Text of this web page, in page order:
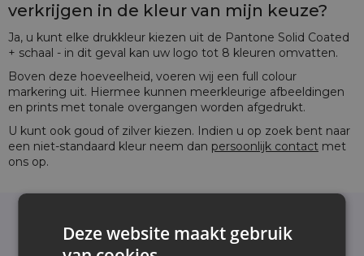
verkrijgen in de kleur van mijn keuze?
Ja, u kunt elke drukkleur kiezen uit de Pantone Solid Coated
+ schaal - in dit geval kan uw logo tot 8 kleuren omvatten.
Boven deze hoeveelheid, voeren wij een full colour
markering uit. Hiermee kunnen meerkleurige afbeeldingen
en prints met tonale overgangen worden afgedrukt.
U kunt ook goud of zilver kiezen. Indien u op zoek bent naar
een niet-standaard kleur neem dan persoonlijk contact met
ons op.
Nieuwsbrief
Deze website maakt gebruik